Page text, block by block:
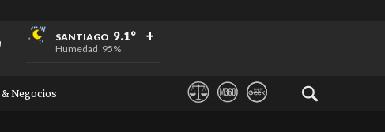
SANTIAGO 9.1°
Humedad 95%
+
+
+
Negocios